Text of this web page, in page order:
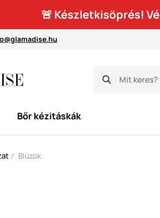
🚨 Készletkisöprés!
Bőr kézitáskák
Blúzok